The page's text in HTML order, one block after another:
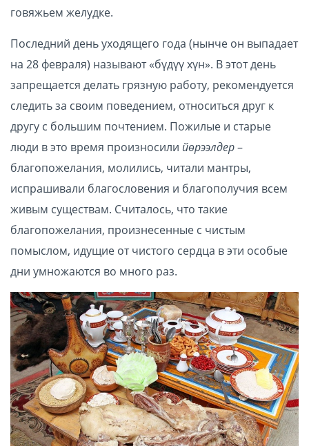
говяжьем желудке.
Последний день уходящего года (нынче он выпадает
на 28 февраля) называют «бүдүү хүн». В этот день
запрещается делать грязную работу, рекомендуется
следить за своим поведением, относиться друг к
другу с большим почтением. Пожилые и старые
люди в это время произносили йөрээлдер–
благопожелания, молились, читали мантры,
испрашивали благословения и благополучия всем
живым существам. Считалось, что такие
благопожелания, произнесенные с чистым
помыслом, идущие от чистого сердца в эти особые
дни умножаются во много раз.